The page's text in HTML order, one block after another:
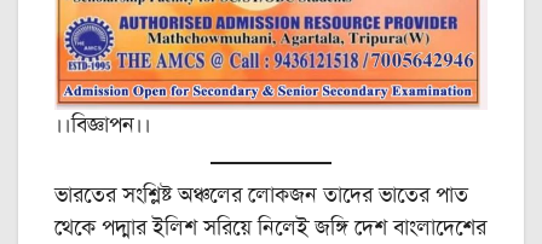
।।বিজ্ঞাপন।।
ভারতের সংশ্লিষ্ট অঞ্চলের লোকজন তাদের ভাতের পাত
থেকে পদ্মার ইলিশ সরিয়ে নিলেই জঙ্গি দেশ বাংলাদেশের